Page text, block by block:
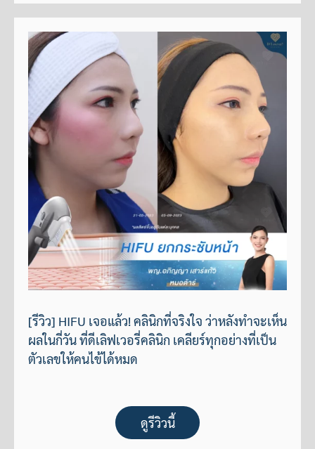
[รีวิว] HIFU เจอแล้ว! คลินิกที่จริงใจ ว่าหลังทำจะเห็น
ผลในกี่วัน ที่ดีเลิฟเวอรี่คลินิก เคลียร์ทุกอย่างที่เป็น
ตัวเลขให้คนไข้ได้หมด
ดูรีวิวนี้